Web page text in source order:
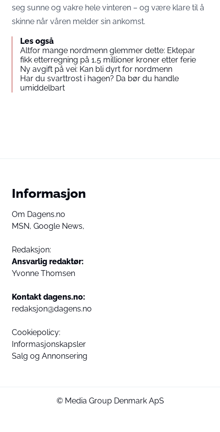
seg sunne og vakre hele vinteren – og være klare til å
skinne når våren melder sin ankomst.
Les også
Altfor mange nordmenn glemmer dette: Ektepar
fikk etterregning på 1,5 millioner kroner etter ferie
Ny avgift på vei: Kan bli dyrt for nordmenn
Har du svarttrost i hagen? Da bør du handle
umiddelbart
Informasjon
Om Dagens.no
MSN, Google News,
Redaksjon:
Ansvarlig redaktør:
Yvonne Thomsen
Kontakt dagens.no:
redaksjon@dagens.no
Cookiepolicy:
Informasjonskapsler
Salg og Annonsering
© Media Group Denmark ApS